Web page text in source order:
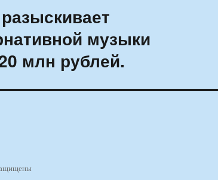
музыки
млн рублей.